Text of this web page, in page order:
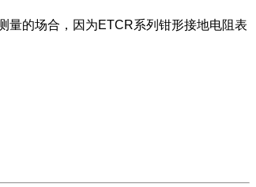
量的场合，因为ETCR系列钳形接地电阻表